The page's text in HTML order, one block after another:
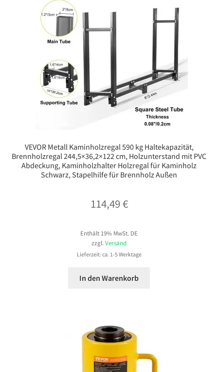
VEVOR Metall Kaminholzregal 590 kg Haltekapazität,
Brennholzregal 244,5×36,2×122 cm, Holzunterstand mit PVC
Abdeckung, Kaminholzhalter Holzregal für Kaminholz
Schwarz, Stapelhilfe für Brennholz Außen
114,49€
Enthält 19% MwSt. DE
zzgl. Versand
Lieferzeit: ca. 1-5 Werktage
In den Warenkorb